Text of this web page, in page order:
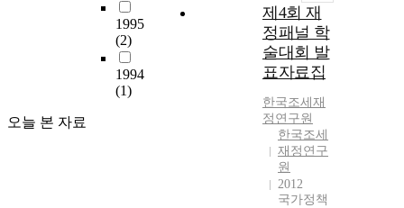
1995
(2)
1994
(1)
오늘 본 자료
제4회 재
정패널 학
술대회 발
표자료집
한국조세재
정연구원
한국조세
재정연구
원
2012
국가정책